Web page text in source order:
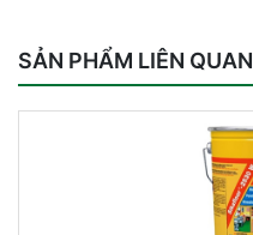
SẢN PHẨM LIÊN QUAN